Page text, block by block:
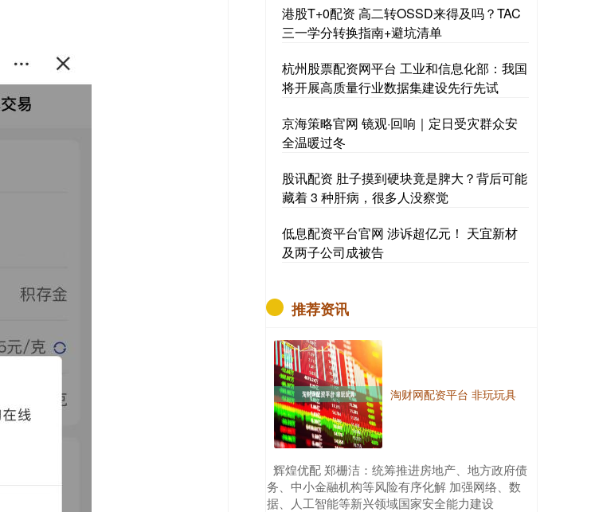
港股T+0配资 高二转OSSD来得及吗？TAC
三一学分转换指南+避坑清单
杭州股票配资网平台 工业和信息化部：我国
将开展高质量行业数据集建设先行先试
京海策略官网 镜观·回响｜定日受灾群众安
全温暖过冬
股讯配资 肚子摸到硬块竟是脾大？背后可能
藏着 3 种肝病，很多人没察觉
低息配资平台官网 涉诉超亿元！ 天宜新材
及两子公司成被告
推荐资讯
淘财网配资平台 非玩玩具
​辉煌优配 郑栅洁：统筹推进房地产、地方政府债
务、中小金融机构等风险有序化解 加强网络、数
据、人工智能等新兴领域国家安全能力建设